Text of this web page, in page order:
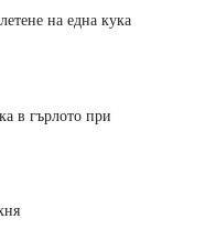
на една кука
в гърлото при